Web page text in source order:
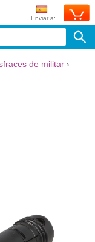
Enviar a:
de militar ›